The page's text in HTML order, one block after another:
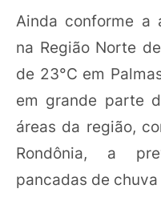
Ainda conforme a
na Região Norte
de 23°C em
em grande parte
áreas da região,
Rondônia, a
pancadas de